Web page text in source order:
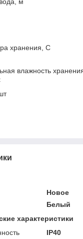
м
хранения, C
влажность
Новое
Белый
характеристики
IP40